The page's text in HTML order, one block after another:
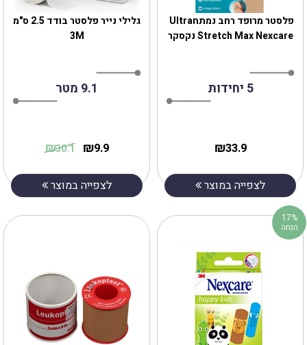
גלילי נייר פלסטר בודד 2.5 ס"מ
3M
9.1 מטר
9.9
₪
30.1
₪
לצפייה במוצר
‎פלסטר מרופד רחב‎ ‎נמתח‎ ‎Ultra
Stretch Max Nexcare נקסקר
5 יחידות
33.9
₪
לצפייה במוצר
17%
הנחה